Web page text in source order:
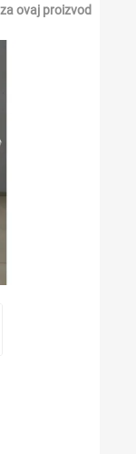
ovaj proizvod